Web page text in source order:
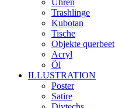
Trashlinge
Kubotan
Tische
Objekte querbeet
Acryl
Öl
ILLUSTRATION
Poster
Satire